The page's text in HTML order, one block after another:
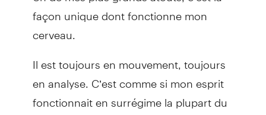
façon unique dont fonctionne mon
cerveau.
Il est toujours en mouvement, toujours
en analyse. C’est comme si mon esprit
fonctionnait en surrégime la plupart du